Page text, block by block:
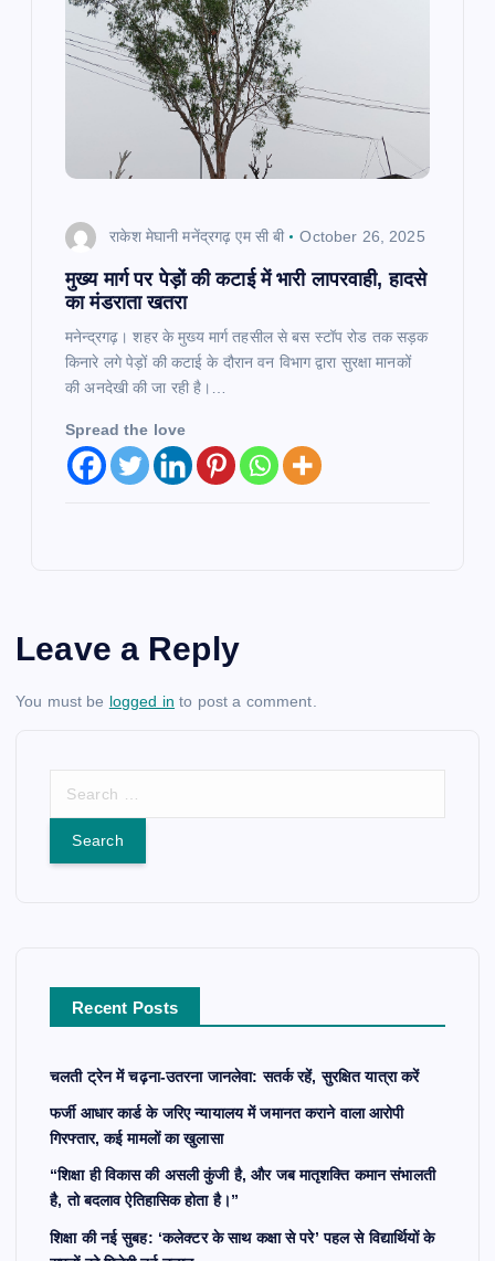
राकेश मेघानी मनेंद्रगढ़ एम सी बी October 26, 2025
मुख्य मार्ग पर पेड़ों की कटाई में भारी लापरवाही, हादसे
का मंडराता खतरा
मनेन्द्रगढ़। शहर के मुख्य मार्ग तहसील से बस स्टॉप रोड तक सड़क
किनारे लगे पेड़ों की कटाई के दौरान वन विभाग द्वारा सुरक्षा मानकों
की अनदेखी की जा रही है।…
Spread the love
Leave a Reply
You must be logged in to post a comment.
r
Recent Posts
चलती ट्रेन में चढ़ना-उतरना जानलेवा: सतर्क रहें, सुरक्षित यात्रा करें
फर्जी आधार कार्ड के जरिए न्यायालय में जमानत कराने वाला आरोपी
गिरफ्तार, कई मामलों का खुलासा
“शिक्षा ही विकास की असली कुंजी है, और जब मातृशक्ति कमान संभालती
है, तो बदलाव ऐतिहासिक होता है।”
शिक्षा की नई सुबह: ‘कलेक्टर के साथ कक्षा से परे’ पहल से विद्यार्थियों के